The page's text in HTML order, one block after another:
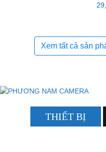
Xem tất cả sản
THIẾT BỊ